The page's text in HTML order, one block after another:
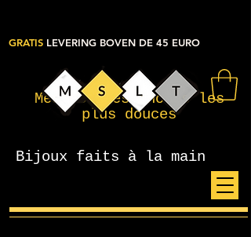
Mes petites choses les
plus douces
Bijoux faits à la main
GRATIS LEVERING BOVEN DE 45 EURO